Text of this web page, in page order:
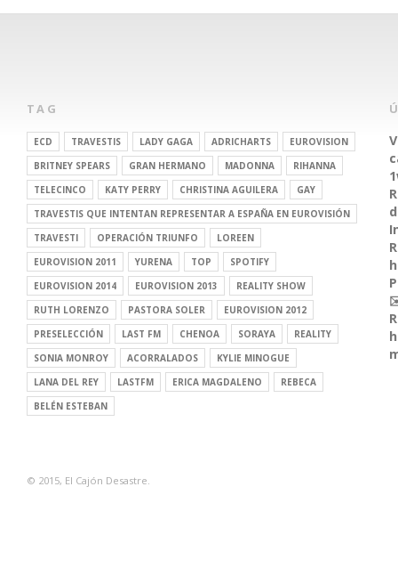
TAG
ECD TRAVESTIS LADY GAGA ADRICHARTS
EUROVISION
BRITNEY SPEARS
GRAN HERMANO MADONNA
RIHANNA
TELECINCO
KATY PERRY CHRISTINA AGUILERA
GAY
TRAVESTIS QUE INTENTAN REPRESENTAR A ESPAÑA EN EUROVISIÓN
TRAVESTI
OPERACIÓN TRIUNFO
LOREEN
EUROVISION 2011
YURENA TOP
SPOTIFY
EUROVISION 2014
EUROVISION 2013
REALITY SHOW
RUTH LORENZO
PASTORA SOLER
EUROVISION 2012
PRESELECCIÓN
LAST FM CHENOA SORAYA
REALITY
SONIA MONROY
ACORRALADOS
KYLIE MINOGUE
LANA DEL REY
LASTFM ERICA MAGDALENO
REBECA
BELÉN ESTEBAN
© 2015, El Cajón Desastre.